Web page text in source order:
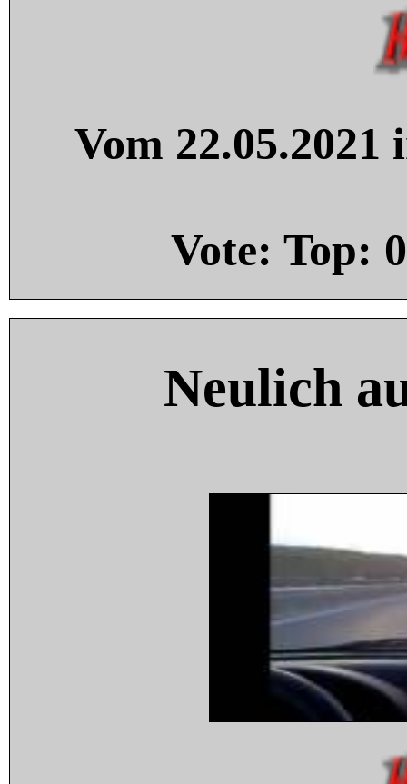
Vom
Vote: Top: 0
Neulich